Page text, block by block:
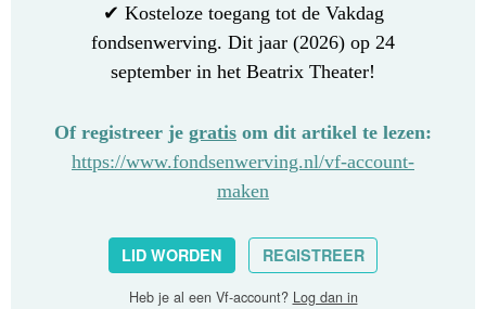
✔ Kosteloze toegang tot de Vakdag
fondsenwerving. Dit jaar (2026) op 24
september in het Beatrix Theater!
Of registreer je gratis om dit artikel te lezen:
https://www.fondsenwerving.nl/vf-account-
maken
LID WORDEN REGISTREER
Heb je al een Vf-account? Log dan in